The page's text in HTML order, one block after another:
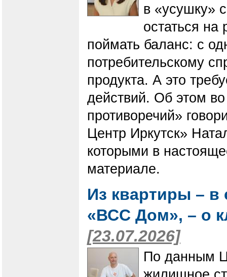
в «усушку»
остаться
поймать баланс: с
потребительскому
продукта. А это
действий. Об этом
противоречий»
Центр Иркутск»
которыми в
материале.
Из квартиры – в
«ВСС Дом», – о
[23.07.2026]
По данным